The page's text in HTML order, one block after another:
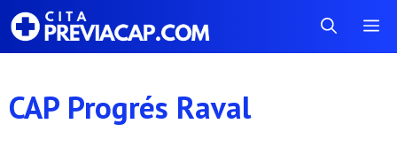
Saltar
CAP Progrés Raval